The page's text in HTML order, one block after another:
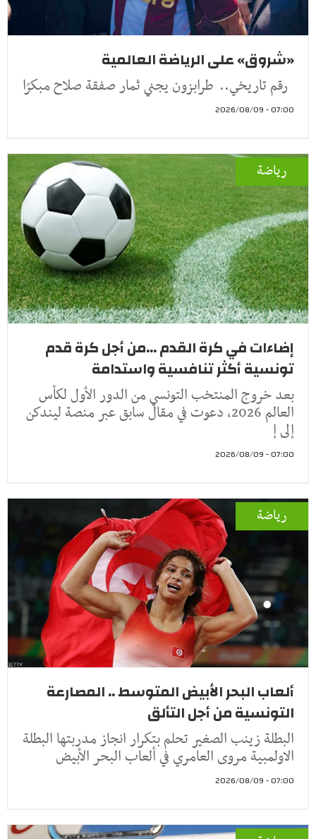
«شروق» على الرياضة العالمية
رقم تاريخي.. طرابزون يجني ثمار صفقة صلاح مبكرًا
07:00 - 2026/08/09
رياضة
إضاءات في كرة القدم ...من أجل كرة قدم
تونسية أكثر تنافسية واستدامة
بعد خروج المنتخب التونسي من الدور الأول لكأس
العالم 2026، دعوت في مقال سابق عبر منصة ليندكن
إلى إ
07:00 - 2026/08/09
رياضة
ألعاب البحر الأبيض المتوسط .. المصارعة
التونسية من أجل التألق
البطلة زينب الصغير تحلم بتكرار انجاز مدربتها البطلة
الاولمبية مروى العامري في ألعاب البحر الأبيض
07:00 - 2026/08/09